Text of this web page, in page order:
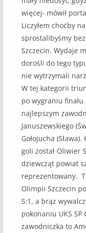
więcej- mówił
Liczyłem choćby
sprostalibyśmy
Szczecin. Wydaje
dorośli do tego
nie wytrzymali
W tej kategorii
po wygraniu finału
najlepszym
Januszewskiego
Gołojucha
goli został Oliwier
dziewcząt powiat
reprezentowany.
Olimpii Szczecin
5:1, a brąz
pokonaniu UKS SP
zawodniczka to